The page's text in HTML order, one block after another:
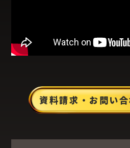
資料請求・お問い